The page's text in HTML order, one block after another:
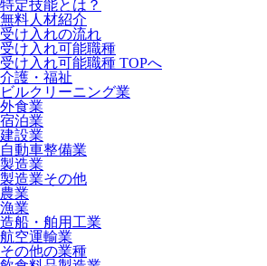
特定技能とは？
無料人材紹介
受け入れの流れ
受け入れ可能職種
受け入れ可能職種 TOPへ
介護・福祉
ビルクリーニング業
外食業
宿泊業
建設業
自動車整備業
製造業
製造業その他
農業
漁業
造船・舶用工業
航空運輸業
その他の業種